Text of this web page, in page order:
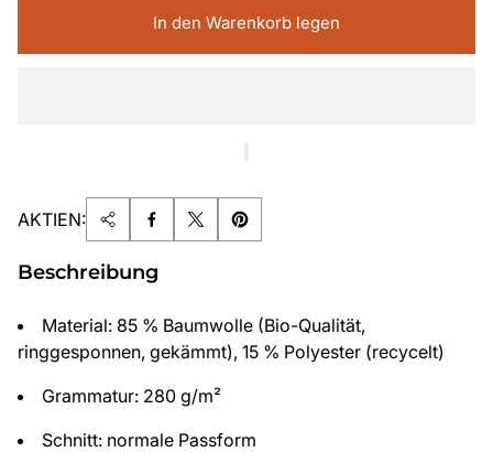
In den Warenkorb legen
AKTIEN:
Beschreibung
Material: 85 % Baumwolle (Bio-Qualität,
ringgesponnen, gekämmt), 15 % Polyester (recycelt)
Grammatur: 280 g/m²
Schnitt: normale Passform